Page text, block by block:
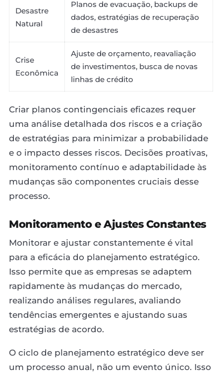
Desastre
Natural
Planos de evacuação, backups de
dados, estratégias de recuperação
de desastres
Crise
Econômica
Ajuste de orçamento, reavaliação
de investimentos, busca de novas
linhas de crédito
Criar planos contingenciais eficazes requer
uma análise detalhada dos riscos e a criação
de estratégias para minimizar a probabilidade
e o impacto desses riscos. Decisões proativas,
monitoramento contínuo e adaptabilidade às
mudanças são componentes cruciais desse
processo.
Monitoramento e Ajustes Constantes
Monitorar e ajustar constantemente é vital
para a eficácia do planejamento estratégico.
Isso permite que as empresas se adaptem
rapidamente às mudanças do mercado,
realizando análises regulares, avaliando
tendências emergentes e ajustando suas
estratégias de acordo.
O ciclo de planejamento estratégico deve ser
um processo anual, não um evento único. Isso